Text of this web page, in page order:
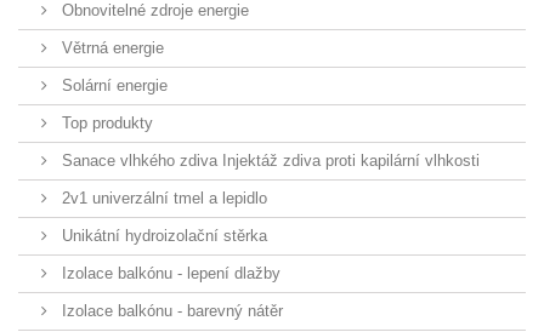
Obnovitelné zdroje energie
Větrná energie
Solární energie
Top produkty
Sanace vlhkého zdiva Injektáž zdiva proti kapilární vlhkosti
2v1 univerzální tmel a lepidlo
Unikátní hydroizolační stěrka
Izolace balkónu - lepení dlažby
Izolace balkónu - barevný nátěr